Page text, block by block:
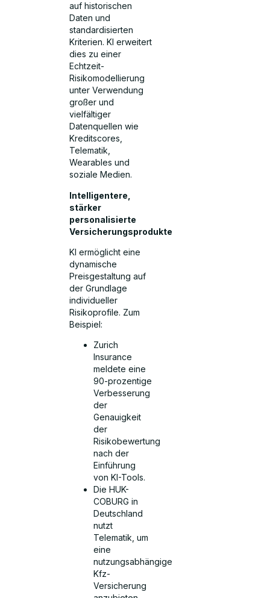
auf historischen
Daten und
standardisierten
Kriterien. KI erweitert
dies zu einer
Echtzeit-
Risikomodellierung
unter Verwendung
großer und
vielfältiger
Datenquellen wie
Kreditscores,
Telematik,
Wearables und
soziale Medien.
Intelligentere,
stärker
personalisierte
Versicherungsprodukte
KI ermöglicht eine
dynamische
Preisgestaltung auf
der Grundlage
individueller
Risikoprofile. Zum
Beispiel:
Zurich
Insurance
meldete eine
90-prozentige
Verbesserung
der
Genauigkeit
der
Risikobewertung
nach der
Einführung
von KI-Tools.
Die HUK-
COBURG in
Deutschland
nutzt
Telematik, um
eine
nutzungsabhängige
Kfz-
Versicherung